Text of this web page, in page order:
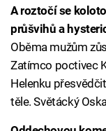
A roztočí se
průšvihů a
Oběma mužům
Zatímco poctivec
Helenku
těle. Světácký